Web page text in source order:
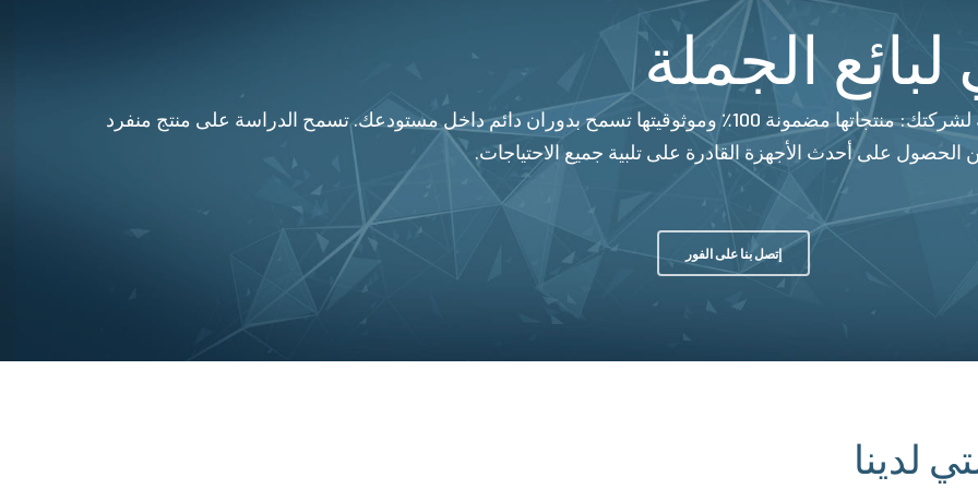
الجملة
تعتبر شركة Beinat منذ سنوات الرفيق الموثوق به لشركتك: منتجاتها مضمونة 100٪ وموثوقيتها تسمح بدوران دائم داخل مستودعك. تسمح الدراسة على منتج منفرد
الحصول على أحدث الأجهزة القادرة على تلبية جميع الاحتياجات.
إتصل بنا على الفور
لدينا